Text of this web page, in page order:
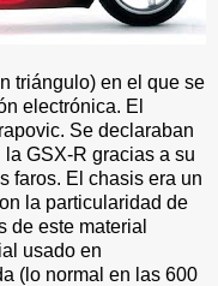
triángulo) en el que se
electrónica. El
Se declaraban
GSX-R gracias a su
faros. El chasis era un
la particularidad de
de este material
usado en
(lo normal en las 600